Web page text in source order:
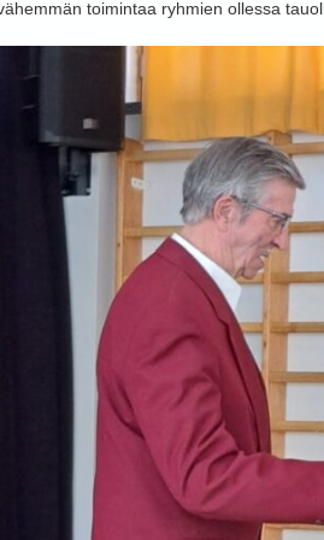
toimintaa ryhmien ollessa